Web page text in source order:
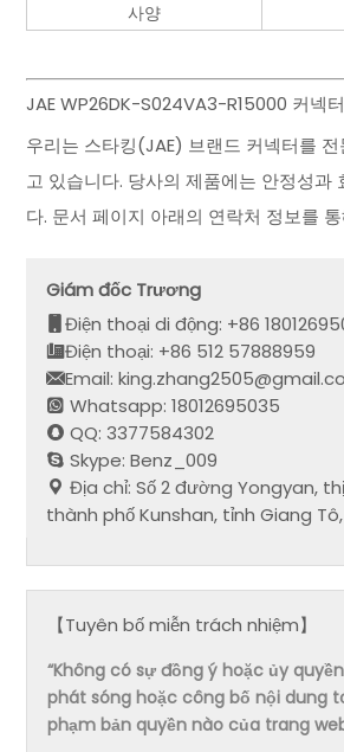
사양
JAE WP26DK-S024VA3-R15000 커넥
우리는 스타킹(JAE) 브랜드 커넥터를
고 있습니다. 당사의 제품에는 안정성
다. 문서 페이지 아래의 연락처 정보를
Giám đốc Trương
Điện thoại di động: +86
Điện thoại: +86 512 57888959
Email:
Whatsapp: 18012695035
QQ: 3377584302
Skype: Benz_009
Địa chỉ: Số 2 đường Yongyan,
thành phố Kunshan, tỉnh Giang
【Tuyên bố miễn trách nhiệm】
“Không có sự đồng ý hoặc ủy
phát sóng hoặc công bố nội dung
phạm bản quyền nào của trang